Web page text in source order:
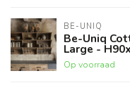
BE-UNIQ
Be-Uniq
Large -
Op voorraad